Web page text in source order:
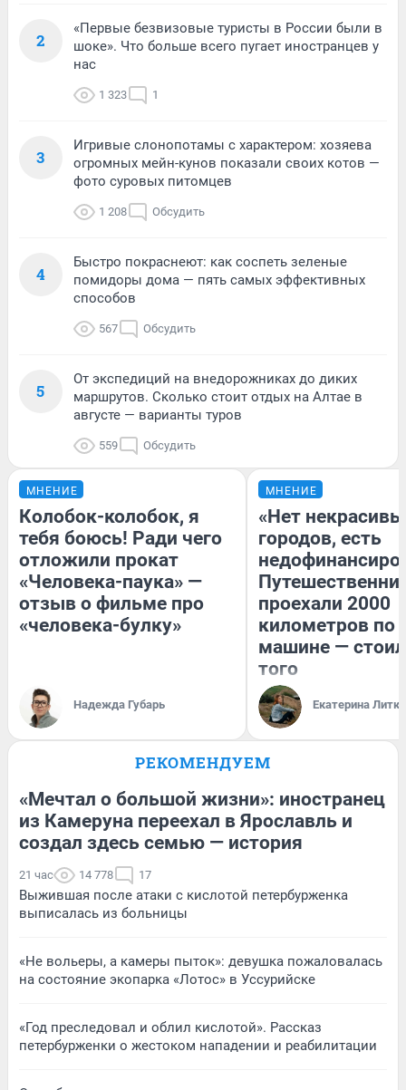
2
«Первые безвизовые туристы в России были в
шоке». Что больше всего пугает иностранцев у
нас
1 323 1
3
Игривые слонопотамы с характером: хозяева
огромных мейн-кунов показали своих котов —
фото суровых питомцев
1 208 Обсудить
4
Быстро покраснеют: как соспеть зеленые
помидоры дома — пять самых эффективных
способов
567 Обсудить
5
От экспедиций на внедорожниках до диких
маршрутов. Сколько стоит отдых на Алтае в
августе — варианты туров
559 Обсудить
МНЕНИЕ
Колобок-колобок, я
тебя боюсь! Ради чего
отложили прокат
«Человека-паука» —
отзыв о фильме про
«человека-булку»
Надежда Губарь
МНЕНИЕ
«Нет
городов, есть
проехали 2000
километров по
машине —
того
Екатерина
РЕКОМЕНДУЕМ
«Мечтал о большой жизни»: иностранец
из Камеруна переехал в Ярославль и
создал здесь семью — история
21 час 14 778 17
Выжившая после атаки с кислотой петербурженка
выписалась из больницы
«Не вольеры, а камеры пыток»: девушка пожаловалась
на состояние экопарка «Лотос» в Уссурийске
«Год преследовал и облил кислотой». Рассказ
петербурженки о жестоком нападении и реабилитации